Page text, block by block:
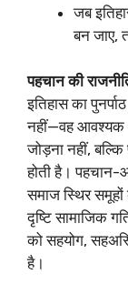
जब
बन जाए,
पहचान की
इतिहास का
नहीं—वह आवश्यक
जोड़ना नहीं,
होती है। पहचान-
समाज स्थिर
दृष्टि सामाजिक
को सहयोग,
है।